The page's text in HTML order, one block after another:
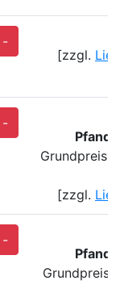
-
[zzgl.
-
Pfand:
Grundpreis:
[zzgl.
-
Pfand:
Grundpreis: